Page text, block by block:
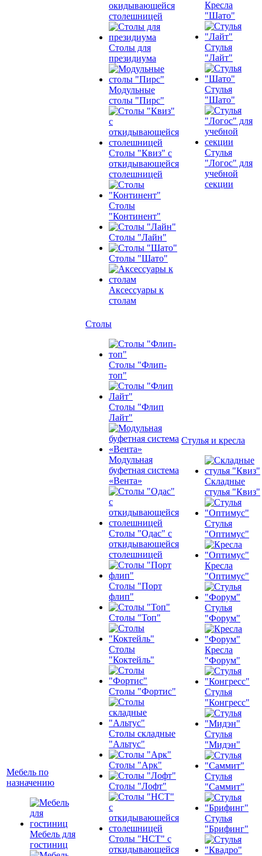
окидывающейся
столешницей
Столы для
президиума
Модульные
столы "Пирс"
Столы "Квиз" с
откидывающейся
столешницей
Столы
"Континент"
Столы "Лайн"
Столы "Шато"
Аксессуары к
столам
Кресла
"Шато"
Стулья
"Лайт"
Стулья
"Шато"
Стулья
"Логос" для
учебной
секции
Мебель по
назначению
Мебель для
гостиниц
Столы
Столы "Флип-
топ"
Столы "Флип
Лайт"
Модульная
буфетная система
«Вента»
Столы "Одас" с
откидывающейся
столешницей
Столы "Порт
флип"
Столы "Топ"
Столы
"Коктейль"
Столы "Фортис"
Столы складные
"Альтус"
Столы "Арк"
Столы "Лофт"
Столы "НСТ" с
откидывающейся
Стулья и кресла
Складные
стулья "Квиз"
Стулья
"Оптимус"
Кресла
"Оптимус"
Стулья
"Форум"
Кресла
"Форум"
Стулья
"Конгресс"
Стулья
"Мидэн"
Стулья
"Саммит"
Стулья
"Брифинг"